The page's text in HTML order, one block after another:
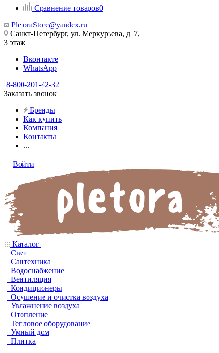
Сравнение товаров0
PletoraStore@yandex.ru
Санкт-Петербург, ул. Меркурьева, д. 7,
3 этаж
Вконтакте
WhatsApp
8-800-201-42-32
Заказать звонок
Бренды
Как купить
Компания
Контакты
...
Войти
Каталог
Свет
Сантехника
Водоснабжение
Вентиляция
Кондиционеры
Осушение и очистка воздуха
Увлажнение воздуха
Отопление
Тепловое оборудование
Умный дом
Плитка